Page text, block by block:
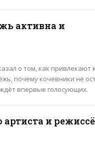
активна и
о том, как привлекают к
почему кочевники не
впервые голосующих.
артиста и